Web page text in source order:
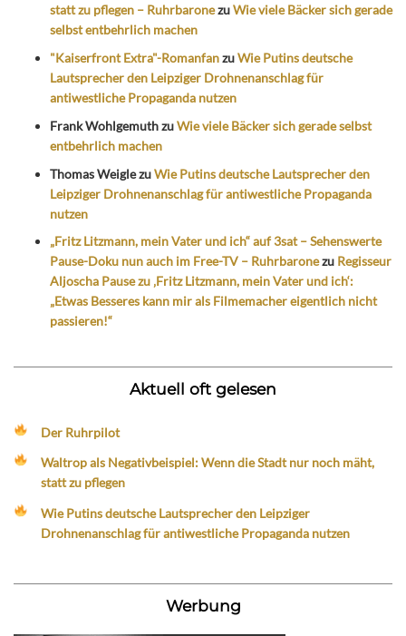
statt zu pflegen – RuhrbaronezuWie viele Bäcker sich gerade
selbst entbehrlich machen
"Kaiserfront Extra"-RomanfanzuWie Putins deutsche
Lautsprecher den Leipziger Drohnenanschlag für
antiwestliche Propaganda nutzen
Frank WohlgemuthzuWie viele Bäcker sich gerade selbst
entbehrlich machen
Thomas WeiglezuWie Putins deutsche Lautsprecher den
Leipziger Drohnenanschlag für antiwestliche Propaganda
nutzen
„Fritz Litzmann, mein Vater und ich“ auf 3sat – Sehenswerte
Pause-Doku nun auch im Free-TV – Ruhrbaronezu Regisseur
Aljoscha Pause zu ‚Fritz Litzmann, mein Vater und ich‘:
„Etwas Besseres kann mir als Filmemacher eigentlich nicht
passieren!“
Aktuell oft gelesen
Der Ruhrpilot
Waltrop als Negativbeispiel: Wenn die Stadt nur noch mäht,
statt zu pflegen
Wie Putins deutsche Lautsprecher den Leipziger
Drohnenanschlag für antiwestliche Propaganda nutzen
Werbung